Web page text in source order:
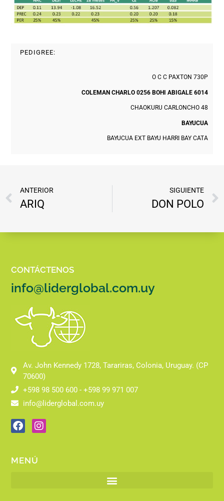
PEDIGREE:
O C C PAXTON 730P
COLEMAN CHARLO 0256 BOHI ABIGALE 6014
CHAOKURU CARLONCHO 48
BAYUCUA
BAYUCUA EXT BAYU HARRI BAY CATA
ANTERIOR
ARIQ
SIGUIENTE
DON POLO
CONTÁCTENOS
info@liderglobal.com.uy
Av. John Kennedy 1728, Tarariras, Colonia, Uruguay. (CP
70600)
+598 98 500 600 - +598 99 971 007
info@liderglobal.com.uy
MENÚ